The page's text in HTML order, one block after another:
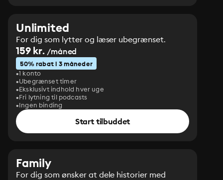
Unlimited
For dig som lytter og læser ubegrænset.
159 kr. /måned
50% rabat i 3 måneder
1 konto
Ubegrænset timer
Eksklusivt indhold hver uge
Fri lytning til podcasts
Ingen binding
Start tilbuddet
Family
For dig som ønsker at dele historier med